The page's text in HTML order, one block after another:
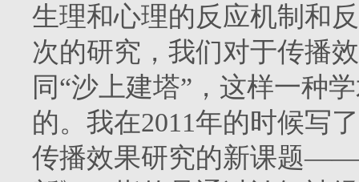
生理和心理的反应机制和
次的研究，我们对于传播
同“沙上建塔”，这样一种
的。我在2011年的时候写
传播效果研究的新课题